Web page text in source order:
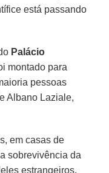
está passando
Palácio
montado para
pessoas
Albano Laziale,
em casas de
sobrevivência da
estrangeiros.